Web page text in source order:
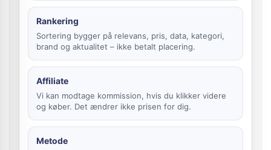
Rankering
Sortering bygger på relevans, pris, data, kategori,
brand og aktualitet – ikke betalt placering.
Affiliate
Vi kan modtage kommission, hvis du klikker videre
og køber. Det ændrer ikke prisen for dig.
Metode